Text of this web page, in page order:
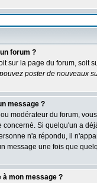
forum ?
sur la page du forum, soit
poster de nouveaux
message ?
modérateur du forum,
Si quelqu'un a
n'a répondu, il
message une fois que
à mon message ?